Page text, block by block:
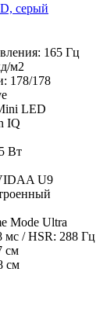
серый
165 Гц
м2
178/178
LED
IQ
Вт
U9
Mode Ultra
мс / HSR: 288 Гц
см
см